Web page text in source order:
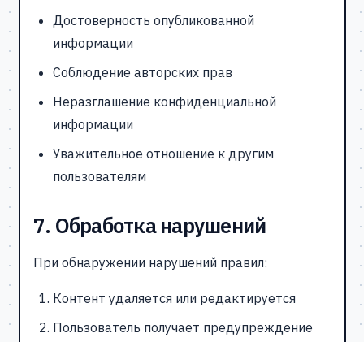
Достоверность опубликованной
информации
Соблюдение авторских прав
Неразглашение конфиденциальной
информации
Уважительное отношение к другим
пользователям
7. Обработка нарушений
При обнаружении нарушений правил:
Контент удаляется или редактируется
Пользователь получает предупреждение